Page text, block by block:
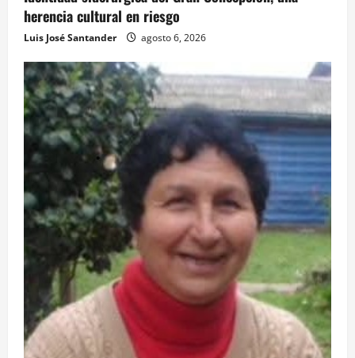
herencia cultural en riesgo
Luis José Santander agosto 6, 2026